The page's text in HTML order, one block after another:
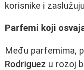
korisnike i
Parfemi koji
Među parfemima,
Rodriguez u rozoj